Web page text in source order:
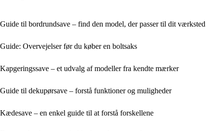
Guide til bordrundsave – find den model, der passer til dit værksted
Guide: Overvejelser før du køber en boltsaks
Kapgeringssave – et udvalg af modeller fra kendte mærker
Guide til dekupørsave – forstå funktioner og muligheder
Kædesave – en enkel guide til at forstå forskellene